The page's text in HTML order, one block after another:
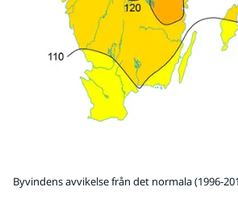
Byvindens avvikelse från det normala (1996-